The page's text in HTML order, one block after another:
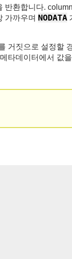
반환합니다.
가까우며 NODATA
거짓으로 설정할
타데이터에서 값